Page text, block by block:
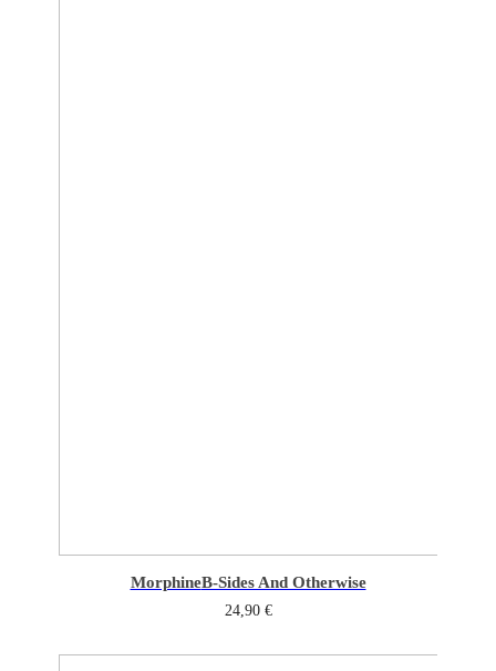
MorphineB-Sides And Otherwise
24,90 €